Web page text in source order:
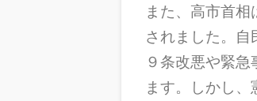
また、高市首
されました。
９条改悪や緊
ます。しかし